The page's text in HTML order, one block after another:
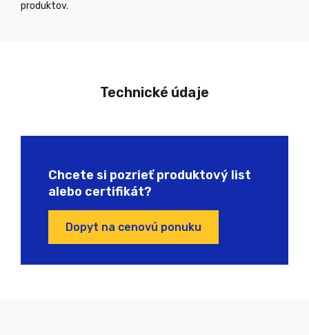
produktov.
Technické údaje
Chcete si pozrieť produktový list
alebo certifikát?
Dopyt na cenovú ponuku